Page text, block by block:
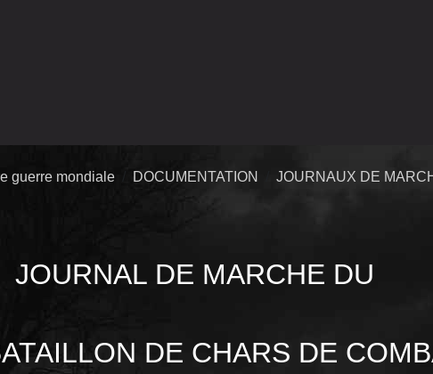
guerre mondiale DOCUMENTATION JOURNAUX DE
JOURNAL DE MARCHE DU
DE CHARS DE